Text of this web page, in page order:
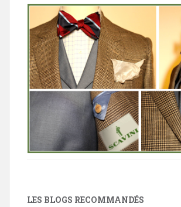
LES BLOGS RECOMMANDÉS